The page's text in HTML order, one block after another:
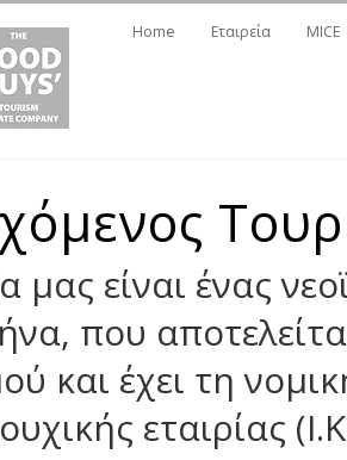
Home Εταιρεία MICE
μας είναι ένας
που
και έχει τη
εταιρίας